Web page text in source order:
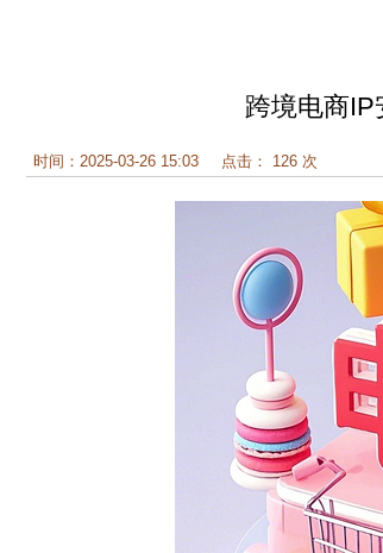
跨境电商IP
时间：2025-03-26 15:03 点击： 126 次